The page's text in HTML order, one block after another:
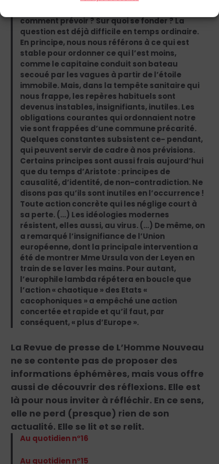
comment prévoir ? Sur quoi se fonder ? La
question est déjà difficile en temps ordinaire.
En principe, nous nous référons à ce qui est
stable pour ordonner ce qui l’est moins,
comme le capitaine conduit son bateau
secoué par les vagues à partir de l’étoile
immobile. Mais, dans la tempête sanitaire qui
nous frappe, les repères habituels sont
devenus instables, insignifiants, inutiles. Les
obligations courantes qui ordonnaient notre
vie sont frappées d’une commune précarité.
Quelques constantes subsistent ce- pendant,
qui peuvent servir de cadre à nos prévisions.
Certains principes sont aussi frais aujourd’hui
que du temps d’Aristote : principes de
causalité, d’identité, de non-contradiction. Ne
disons pas qu’ils sont inutiles en l’occurrence !
Toute action concrète qui les néglige court à
sa perte. (…) Les idéologies modernes
résistent, elles aussi, au virus. (…) De même, on
a remarqué l’insignifiance de l’Union
européenne, dont la principale intervention a
été de montrer Mme Ursula von der Leyen en
train de se laver les mains. Pour autant,
l’europhile lambda répétera en boucle que
l’action « chaotique » des Etats «
cacophoniques » a empêché une action
concertée et rapide et qu’il faut, par
conséquent, « plus d’Europe ».
La Revue de presse de L’Homme Nouveau
ne se contente pas de proposer des
informations éphémères, mais vous offre
aussi de découvrir des réflexions. Elle est
là pour nous inviter à réfléchir. En ce sens,
elle ne perd (presque) rien de son
actualité. Elle se lit et se relit.
Au quotidien n°16
Au quotidien n°15